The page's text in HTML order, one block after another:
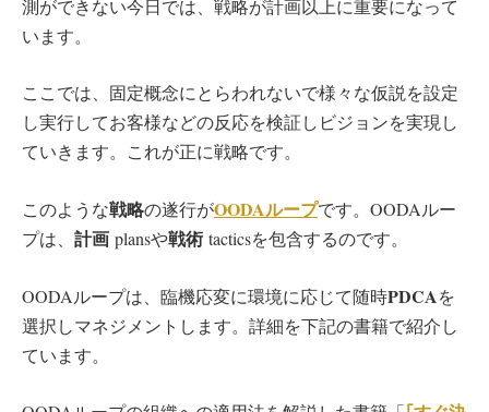
測ができない今日では、戦略が計画以上に重要になって
います。
ここでは、固定概念にとらわれないで様々な仮説を設定
し実行してお客様などの反応を検証しビジョンを実現し
ていきます。これが正に戦略です。
このような戦略の遂行がOODAループです。OODAルー
プは、 計画 plansや戦術 tacticsを包含するのです。
OODAループは、臨機応変に環境に応じて随時PDCAを
選択しマネジメントします。詳細を下記の書籍で紹介し
ています。